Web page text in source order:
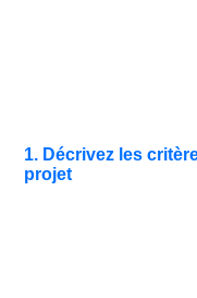
1. Décrivez les
projet